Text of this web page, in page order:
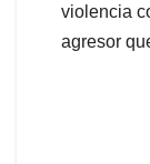
violencia
agresor